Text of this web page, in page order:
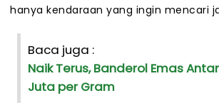
hanya kendaraan yang ingin mencari
Baca juga :
Naik Terus, Banderol Emas
Juta per Gram